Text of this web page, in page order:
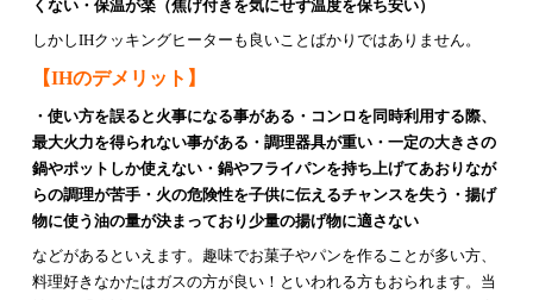
くない ・保温が楽（焦げ付きを気にせず温度を保ち安い）
しかしIHクッキングヒーターも良いことばかりではありません。
【IHのデメリット】
・使い方を誤ると火事になる事がある ・コンロを同時利用する際、
最大火力を得られない事がある ・調理器具が重い ・一定の大きさの
鍋やポットしか使えない ・鍋やフライパンを持ち上げてあおりなが
らの調理が苦手 ・火の危険性を子供に伝えるチャンスを失う ・揚げ
物に使う油の量が決まっており少量の揚げ物に適さない
などがあるといえます。 趣味でお菓子やパンを作ることが多い方、
料理好きなかたはガスの方が良い！といわれる方もおられます。 当